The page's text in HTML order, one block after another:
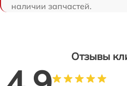
наличии запчастей.
Отзывы